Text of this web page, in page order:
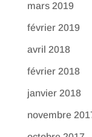
mars 2019
février 2019
avril 2018
février 2018
janvier 2018
novembre